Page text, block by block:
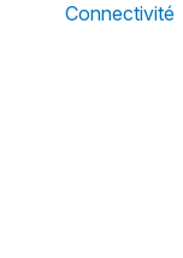
Connectivité